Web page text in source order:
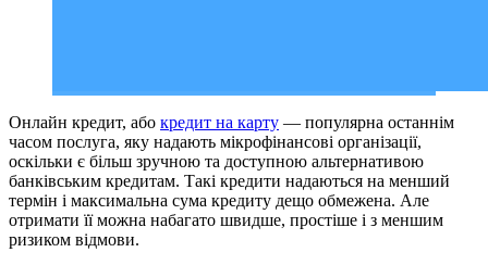
Онлайн кредит, або кредит на карту — популярна останнім
часом послуга, яку надають мікрофінансові організації,
оскільки є більш зручною та доступною альтернативою
банківським кредитам. Такі кредити надаються на менший
термін і максимальна сума кредиту дещо обмежена. Але
отримати її можна набагато швидше, простіше і з меншим
ризиком відмови.